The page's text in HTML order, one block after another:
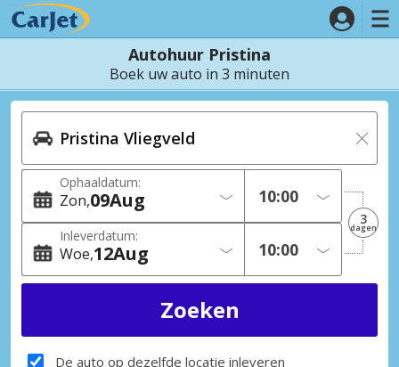
Autohuur Pristina
Boek uw auto in 3 minuten
Ophaaldatum:
Zon 09Aug
Inleverdatum:
Woe 12Aug
3
dagen
De auto op dezelfde locatie inleveren